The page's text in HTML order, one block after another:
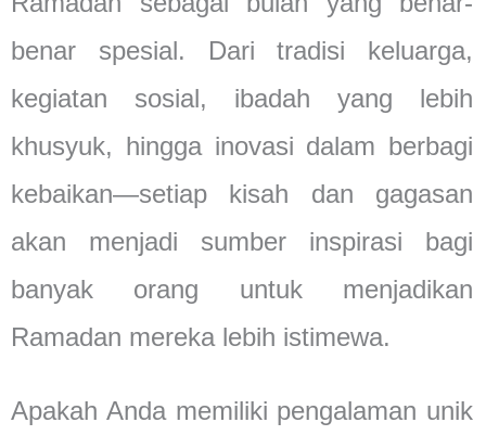
benar spesial. Dari tradisi keluarga,
kegiatan sosial, ibadah yang lebih
khusyuk, hingga inovasi dalam berbagi
kebaikan—setiap kisah dan gagasan
akan menjadi sumber inspirasi bagi
banyak orang untuk menjadikan
Ramadan mereka lebih istimewa.
Apakah Anda memiliki pengalaman unik